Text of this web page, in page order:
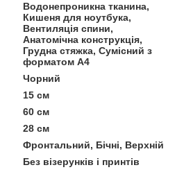
Водонепроникна тканина,
Кишеня для ноутбука,
Вентиляція спини,
Анатомічна конструкція,
Грудна стяжка, Сумісний з
форматом А4
Чорний
15 см
60 см
28 см
Фронтальний, Бічні, Верхній
Без візерунків і принтів